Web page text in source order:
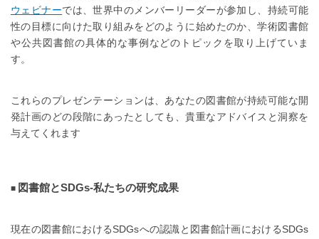
ウェビナーでは、世界中のメンバーリーダーが参加し、持続可能
性の目標に向けた取り組みをどのように始めたのか、学術図書館
や公共図書館の具体的な事例などのトピックを取り上げていま
す。
これらのプレゼンテーションは、あなたの図書館が持続可能な開
発計画のどの段階にあったとしても、貴重なアドバイスと洞察を
与えてくれます
図書館とSDGs-私たちの研究成果
現在の図書館におけるSDGsへの認識と図書館計画におけるSDGs